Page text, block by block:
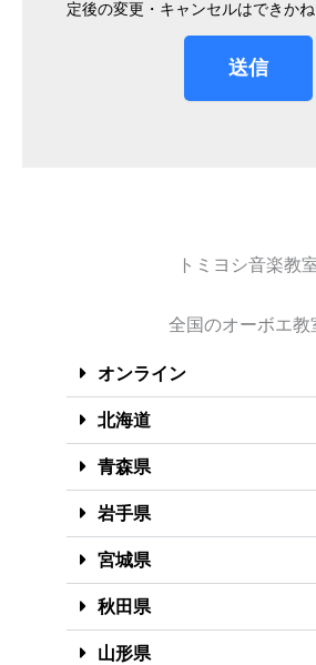
定後の変更・キャンセルはできかね
送信
トミヨシ音楽教
全国のオーボエ教
オンライン
北海道
青森県
岩手県
宮城県
秋田県
山形県